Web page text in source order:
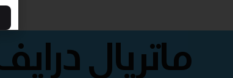
ماتريال